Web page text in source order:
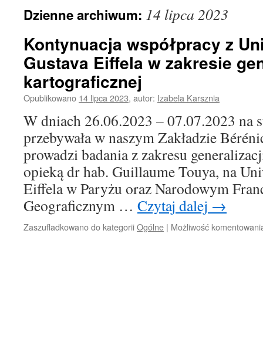
Dzienne archiwum: 14 lipca 2023
Kontynuacja współpracy z
Gustava Eiffela w zakresie
kartograficznej
Opublikowano 14 lipca 2023, autor: Izabela Karsznia
W dniach 26.06.2023 – 07.07.2023 na
przebywała w naszym Zakładzie
prowadzi badania z zakresu
opieką dr hab. Guillaume Touya, na
Eiffela w Paryżu oraz Narodowym
Geograficznym … Czytaj dalej →
Zaszufladkowano do kategoriiOgólne | Możliwość